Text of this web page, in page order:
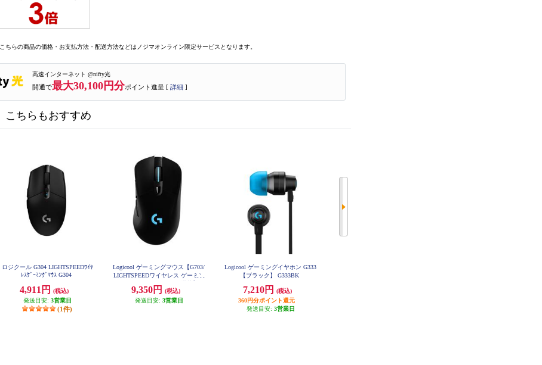
こちらの商品の価格・お支払方法・配送方法などはノジマオンライン限定サービスとなります。
高速インターネット @nifty光
開通で最大30,100円分ポイント進呈 [ 詳細 ]
こちらもおすすめ
ロジクール G304 LIGHTSPEEDﾜｲﾔ
ﾚｽｹﾞｰﾐﾝｸﾞﾏｳｽ G304
4,911円
(税込)
発送目安: 3営業日
(1件)
Logicool ゲーミングマウス【G703/
LIGHTSPEEDワイヤレス ゲーミン
703H
9,350円
(税込)
発送目安: 3営業日
Logicool ゲーミングイヤホン G333
【ブラック】 G333BK
7,210円
(税込)
360円分ポイント還元
発送目安: 3営業日